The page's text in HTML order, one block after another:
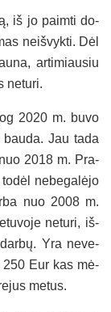
iš jo paim­ti do­
neiš­vyk­ti. Dėl
ar­ti­miau­siu
ne­tu­ri.
2020 m. bu­vo
Jau ta­da
2018 m. Pra­
ne­be­ga­lė­jo
nuo 2008 m.
ne­tu­ri, iš­
Yra ne­ve­
250 Eur kas mė­
me­tus.